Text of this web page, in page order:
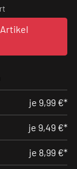
je 9,99 €*
je 9,49 €*
je 8,99 €*